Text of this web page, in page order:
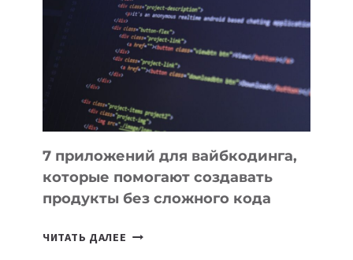
ИНСТРУМЕНТОВ
ДЛЯ
РАБОТЫ
7 приложений для вайбкодинга,
которые помогают создавать
продукты без сложного кода
ЧИТАТЬ ДАЛЕЕ